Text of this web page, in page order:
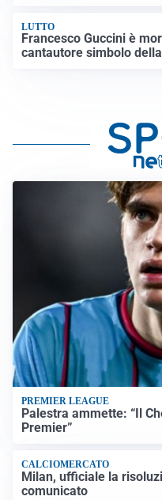
LUTTO
Francesco Guccini è
cantautore simbolo
PREMIER LEAGUE
Palestra ammette: “Il
Premier”
CALCIOMERCATO
Milan, ufficiale la
comunicato